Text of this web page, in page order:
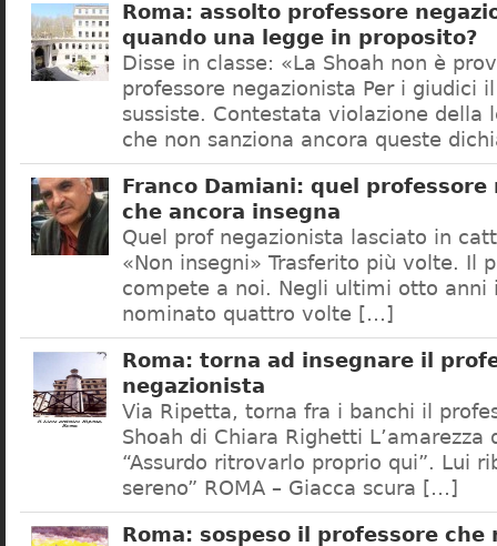
Roma: assolto professore
quando una legge in proposito?
Disse in classe: «La Shoah non è
professore negazionista Per i giudici
sussiste. Contestata violazione della
che non sanziona ancora queste
Franco Damiani: quel professore
che ancora insegna
Quel prof negazionista lasciato in
«Non insegni» Trasferito più volte. Il
compete a noi. Negli ultimi otto anni
nominato quattro volte […]
Roma: torna ad insegnare il
negazionista
Via Ripetta, torna fra i banchi il
Shoah di Chiara Righetti L’amarezza
“Assurdo ritrovarlo proprio qui”. Lui
sereno” ROMA – Giacca scura […]
Roma: sospeso il professore che